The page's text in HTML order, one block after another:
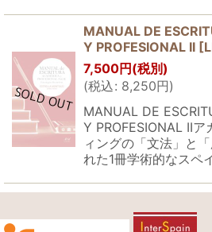
MANUAL DE
Y PROFESIONAL II [
7,500円 (税別)
(税込: 8,250円)
MANUAL DE
Y PROFESIONAL II
ィングの「文法」と
れた1冊学術的なスペ